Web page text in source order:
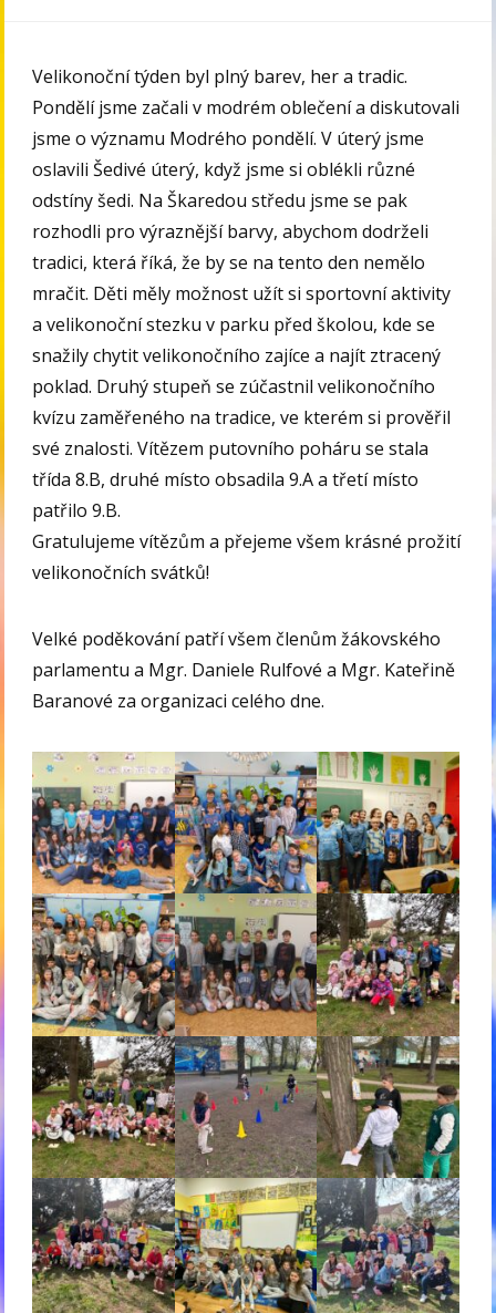
Velikonoční týden byl plný barev, her a tradic.
Pondělí jsme začali v modrém oblečení a diskutovali
jsme o významu Modrého pondělí. V úterý jsme
oslavili Šedivé úterý, když jsme si oblékli různé
odstíny šedi. Na Škaredou středu jsme se pak
rozhodli pro výraznější barvy, abychom dodrželi
tradici, která říká, že by se na tento den nemělo
mračit. Děti měly možnost užít si sportovní aktivity
a velikonoční stezku v parku před školou, kde se
snažily chytit velikonočního zajíce a najít ztracený
poklad. Druhý stupeň se zúčastnil velikonočního
kvízu zaměřeného na tradice, ve kterém si prověřil
své znalosti. Vítězem putovního poháru se stala
třída 8.B, druhé místo obsadila 9.A a třetí místo
patřilo 9.B.
Gratulujeme vítězům a přejeme všem krásné prožití
velikonočních svátků!
Velké poděkování patří všem členům žákovského
parlamentu a Mgr. Daniele Rulfové a Mgr. Kateřině
Baranové za organizaci celého dne.